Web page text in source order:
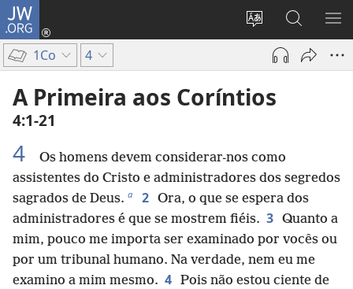
JW.ORG
Alterar
língua
site
Entrar
(abre
janela)
Pesquisar
no
Site
1Co 4
A Primeira aos Coríntios
4:1-21
4
Os homens devem considerar-nos como
assistentes do Cristo e administradores dos segredos
sagrados de Deus. a 2 Ora, o que se espera dos
administradores é que se mostrem fiéis. 3 Quanto a
mim, pouco me importa ser examinado por vocês ou
por um tribunal humano. Na verdade, nem eu me
examino a mim mesmo. 4 Pois não estou ciente de